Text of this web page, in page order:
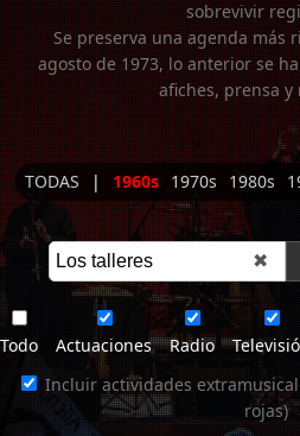
sobrevivir
Se preserva una agenda más
agosto de 1973, lo anterior se
afiches, prensa y
TODAS | 1960s 1970s 1980s
✖
Todo Actuaciones Radio
Incluir actividades
rojas)